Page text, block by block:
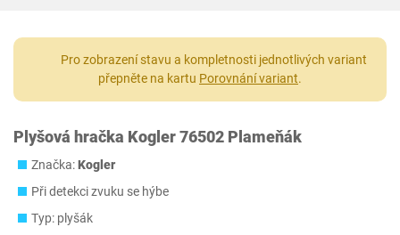
Pro zobrazení stavu a kompletnosti jednotlivých variant
přepněte na kartu Porovnání variant.
Plyšová hračka Kogler 76502 Plameňák
Značka:Kogler
Při detekci zvuku se hýbe
Typ: plyšák